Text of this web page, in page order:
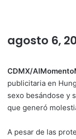
agosto 6,
CDMX/
publicitaria en
sexo besándose y
que generó
A pesar de las